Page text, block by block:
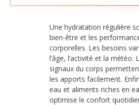
Une hydratation régulière
bien-être et les
corporelles. Les besoins
l’âge, l’activité et la météo.
signaux du corps
les apports facilement.
eau et aliments riches en
optimise le confort